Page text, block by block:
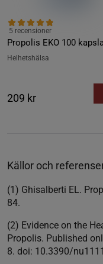
Propolis EKO 100
5 recensioner
Helhetshälsa
209 kr
Källor och
(1) Ghisalberti EL.
84.
(2) Evidence on the
Propolis. Published
8. doi: 10.3390/